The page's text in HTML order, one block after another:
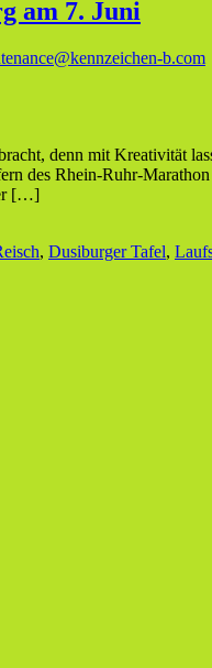
am 7. Juni
b.com
denn mit Kreativität
des Rhein-Ruhr-
[…]
, Dusiburger Tafel,